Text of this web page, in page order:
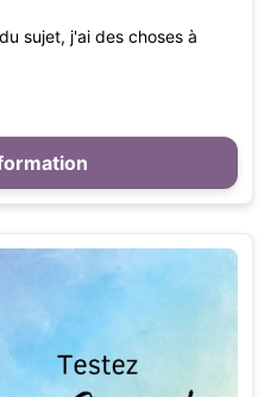
sujet, j'ai des choses à